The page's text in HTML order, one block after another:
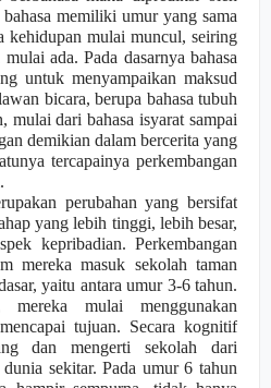
memiliki umur yang sama
kehidupan mulai muncul, seiring
ada. Pada dasarnya bahasa
untuk menyampaikan maksud
bicara, berupa bahasa tubuh
mulai dari bahasa isyarat sampai
demikian dalam bercerita yang
tercapainya perkembangan
perubahan yang bersifat
yang lebih tinggi, lebih besar,
kepribadian. Perkembangan
mereka masuk sekolah taman
yaitu antara umur 3-6 tahun.
mulai menggunakan
tujuan. Secara kognitif
dan mengerti sekolah dari
sekitar. Pada umur 6 tahun